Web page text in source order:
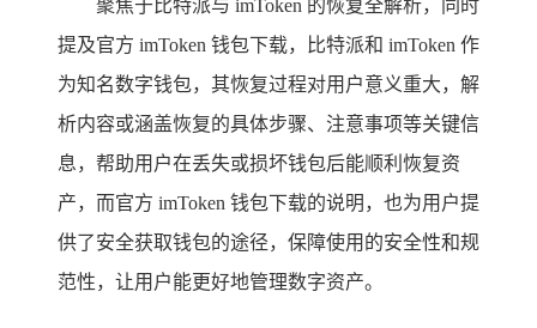
聚焦于比特派与 imToken 的恢复全解析，同时
提及官方 imToken 钱包下载，比特派和 imToken 作
为知名数字钱包，其恢复过程对用户意义重大，解
析内容或涵盖恢复的具体步骤、注意事项等关键信
息，帮助用户在丢失或损坏钱包后能顺利恢复资
产，而官方 imToken 钱包下载的说明，也为用户提
供了安全获取钱包的途径，保障使用的安全性和规
范性，让用户能更好地管理数字资产。